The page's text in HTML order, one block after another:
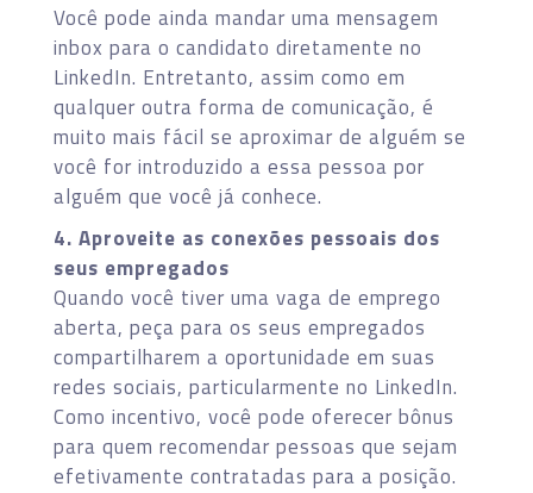
Você pode ainda mandar uma mensagem
inbox para o candidato diretamente no
LinkedIn. Entretanto, assim como em
qualquer outra forma de comunicação, é
muito mais fácil se aproximar de alguém se
você for introduzido a essa pessoa por
alguém que você já conhece.
4. Aproveite as conexões pessoais dos
seus empregados
Quando você tiver uma vaga de emprego
aberta, peça para os seus empregados
compartilharem a oportunidade em suas
redes sociais, particularmente no LinkedIn.
Como incentivo, você pode oferecer bônus
para quem recomendar pessoas que sejam
efetivamente contratadas para a posição.